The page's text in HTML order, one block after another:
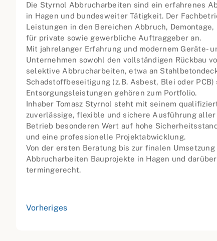
Die Styrnol Abbrucharbeiten sind ein erfahrenes
in Hagen und bundesweiter Tätigkeit. Der
Leistungen in den Bereichen Abbruch,
für private sowie gewerbliche Auftraggeber an.
Mit jahrelanger Erfahrung und modernem Geräte-
Unternehmen sowohl den vollständigen Rückbau
selektive Abbrucharbeiten, etwa an
Schadstoffbeseitigung (z. B. Asbest, Blei oder PCB)
Entsorgungsleistungen gehören zum Portfolio.
Inhaber Tomasz Styrnol steht mit seinem
zuverlässige, flexible und sichere Ausführung
Betrieb besonderen Wert auf hohe
und eine professionelle Projektabwicklung.
Von der ersten Beratung bis zur finalen
Abbrucharbeiten Bauprojekte in Hagen und
termingerecht.
Vorheriges